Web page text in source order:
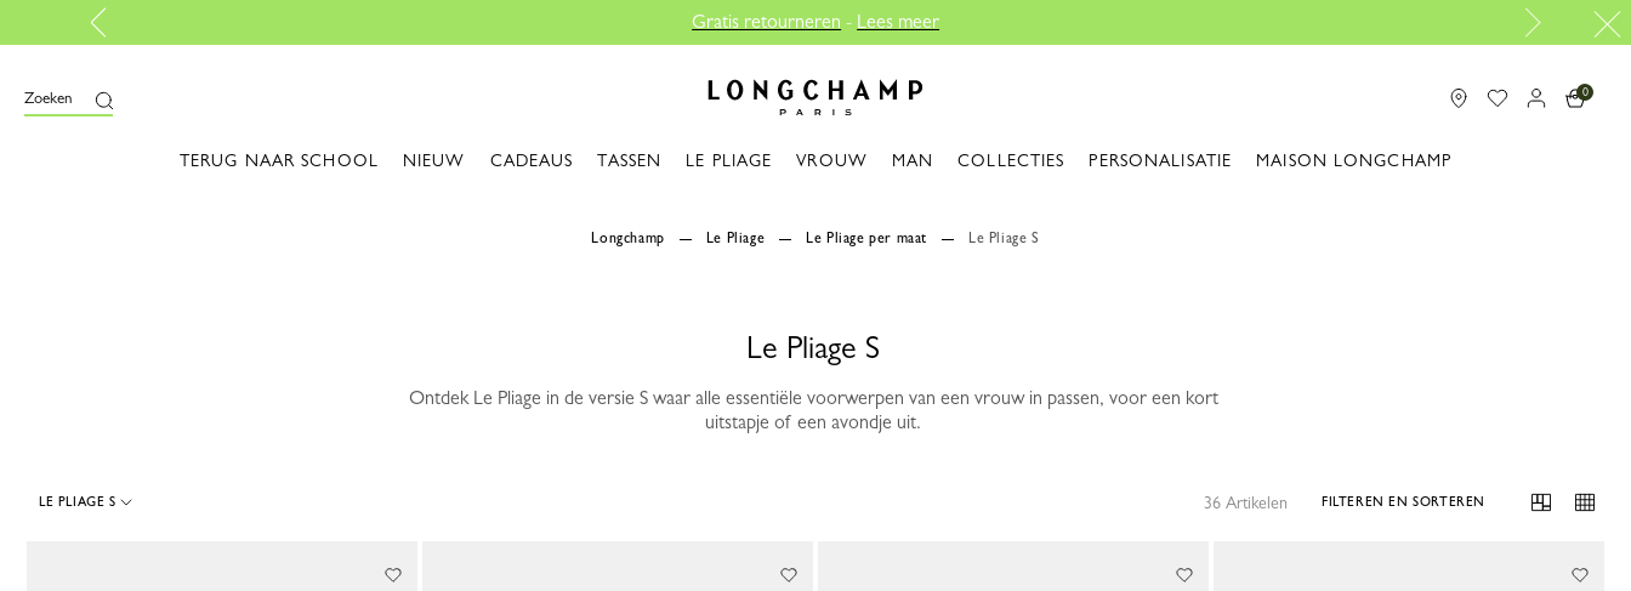
Gratis retourneren - Lees meer
Zoeken 0
TERUG NAAR SCHOOL NIEUW CADEAUS TASSEN LE PLIAGE VROUW MAN COLLECTIES PERSONALISATIE MAISON LONGCHAMP
Longchamp Le Pliage Le Pliage per maat Le Pliage S
Le Pliage S
Ontdek Le Pliage in de versie S waar alle essentiële voorwerpen van een vrouw in passen, voor een kort
uitstapje of een avondje uit.
LE PLIAGE S 36 Artikelen FILTEREN EN SORTEREN